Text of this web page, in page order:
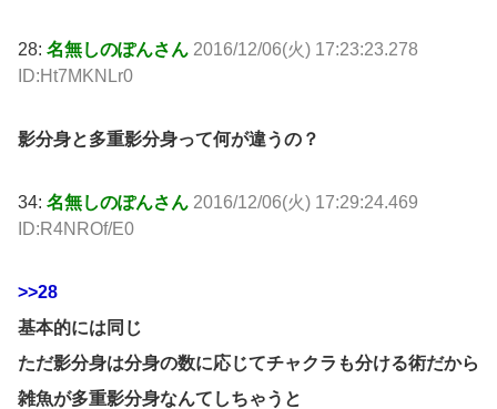
28: 名無しのぽんさん 2016/12/06(火) 17:23:23.278
ID:Ht7MKNLr0
影分身と多重影分身って何が違うの？
34: 名無しのぽんさん 2016/12/06(火) 17:29:24.469
ID:R4NROf/E0
>>28
基本的には同じ
ただ影分身は分身の数に応じてチャクラも分ける術だから
雑魚が多重影分身なんてしちゃうと